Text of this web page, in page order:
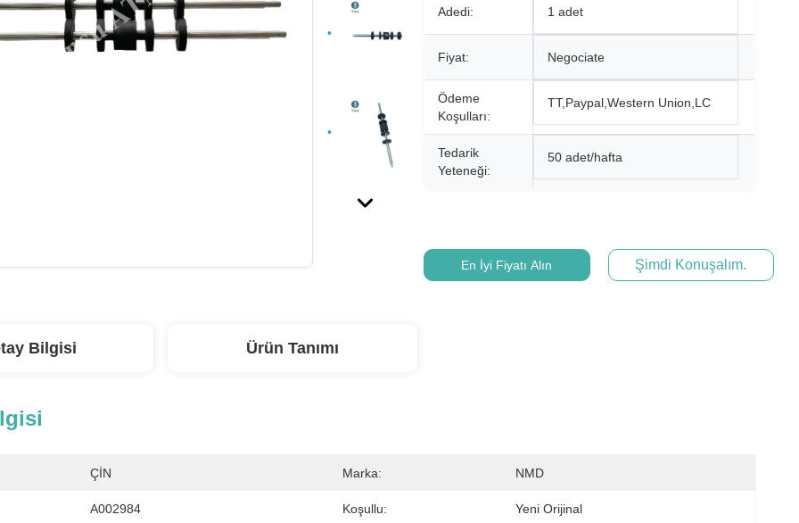
Adedi: 1 adet
Fiyat: Negociate
Ödeme
Koşulları:
TT,Paypal,Western Union,LC
Tedarik
Yeteneği:
50 adet/hafta
En İyi Fiyatı Alın Şimdi Konuşalım.
Bilgisi Ürün Tanımı
ÇİN Marka: NMD
A002984 Koşullu: Yeni Orijinal